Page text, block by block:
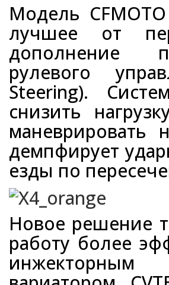
Модель
лучшее от
дополнение
рулевого
Steering).
снизить
маневрировать
демпфирует
езды по
Новое решение
работу более
инжекторным